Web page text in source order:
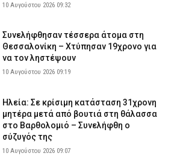
10 Αυγούστου 2026 09:32
Συνελήφθησαν τέσσερα άτομα στη
Θεσσαλονίκη – Χτύπησαν 19χρονο για
να τον ληστέψουν
10 Αυγούστου 2026 09:19
Ηλεία: Σε κρίσιμη κατάσταση 31χρονη
μητέρα μετά από βουτιά στη θάλασσα
στο Βαρθολομιό – Συνελήφθη ο
σύζυγός της
10 Αυγούστου 2026 09:07